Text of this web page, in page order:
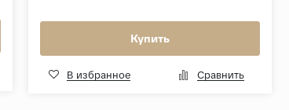
Купить
В избранное Сравнить